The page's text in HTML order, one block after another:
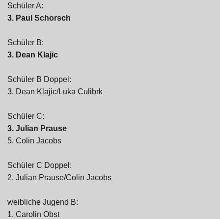
Schüler A:
3. Paul Schorsch
Schüler B:
3. Dean Klajic
Schüler B Doppel:
3. Dean Klajic/Luka Culibrk
Schüler C:
3. Julian Prause
5. Colin Jacobs
Schüler C Doppel:
2. Julian Prause/Colin Jacobs
weibliche Jugend B:
1. Carolin Obst